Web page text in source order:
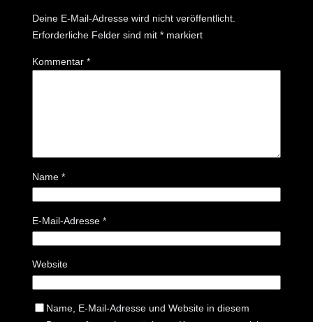
Deine E-Mail-Adresse wird nicht veröffentlicht.
Erforderliche Felder sind mit * markiert
Kommentar *
Name *
E-Mail-Adresse *
Website
Name, E-Mail-Adresse und Website in diesem